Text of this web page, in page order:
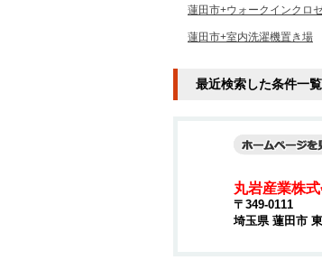
蓮田市+ウォークインクロ
蓮田市+室内洗濯機置き場
最近検索した条件一覧
丸岩産業株
〒349-0111
埼玉県 蓮田市